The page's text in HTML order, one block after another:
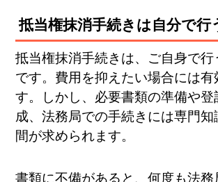
抵当権抹消手続きは自分で行
抵当権抹消手続きは、ご自身で
です。費用を抑えたい場合には
す。しかし、必要書類の準備や
成、法務局での手続きには専門
間が求められます。
書類に不備があると、何度も法務